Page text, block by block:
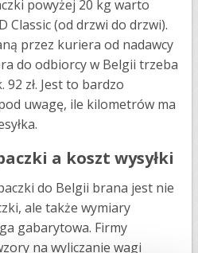
powyżej 20 kg warto
Classic (od drzwi do drzwi).
przez kuriera od nadawcy
do odbiorcy w Belgii trzeba
92 zł. Jest to bardzo
uwagę, ile kilometrów ma
a koszt wysyłki
do Belgii brana jest nie
ale także wymiary
gabarytowa. Firmy
na wyliczanie wagi